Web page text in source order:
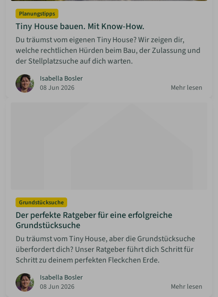
Planungstipps
Tiny House bauen. Mit Know-How.
Du träumst vom eigenen Tiny House? Wir zeigen dir,
welche rechtlichen Hürden beim Bau, der Zulassung und
der Stellplatzsuche auf dich warten.
Isabella Bosler
08 Jun 2026
Mehr lesen
Grundstücksuche
Der perfekte Ratgeber für eine erfolgreiche
Grundstücksuche
Du träumst vom Tiny House, aber die Grundstücksuche
überfordert dich? Unser Ratgeber führt dich Schritt für
Schritt zu deinem perfekten Fleckchen Erde.
Isabella Bosler
08 Jun 2026
Mehr lesen